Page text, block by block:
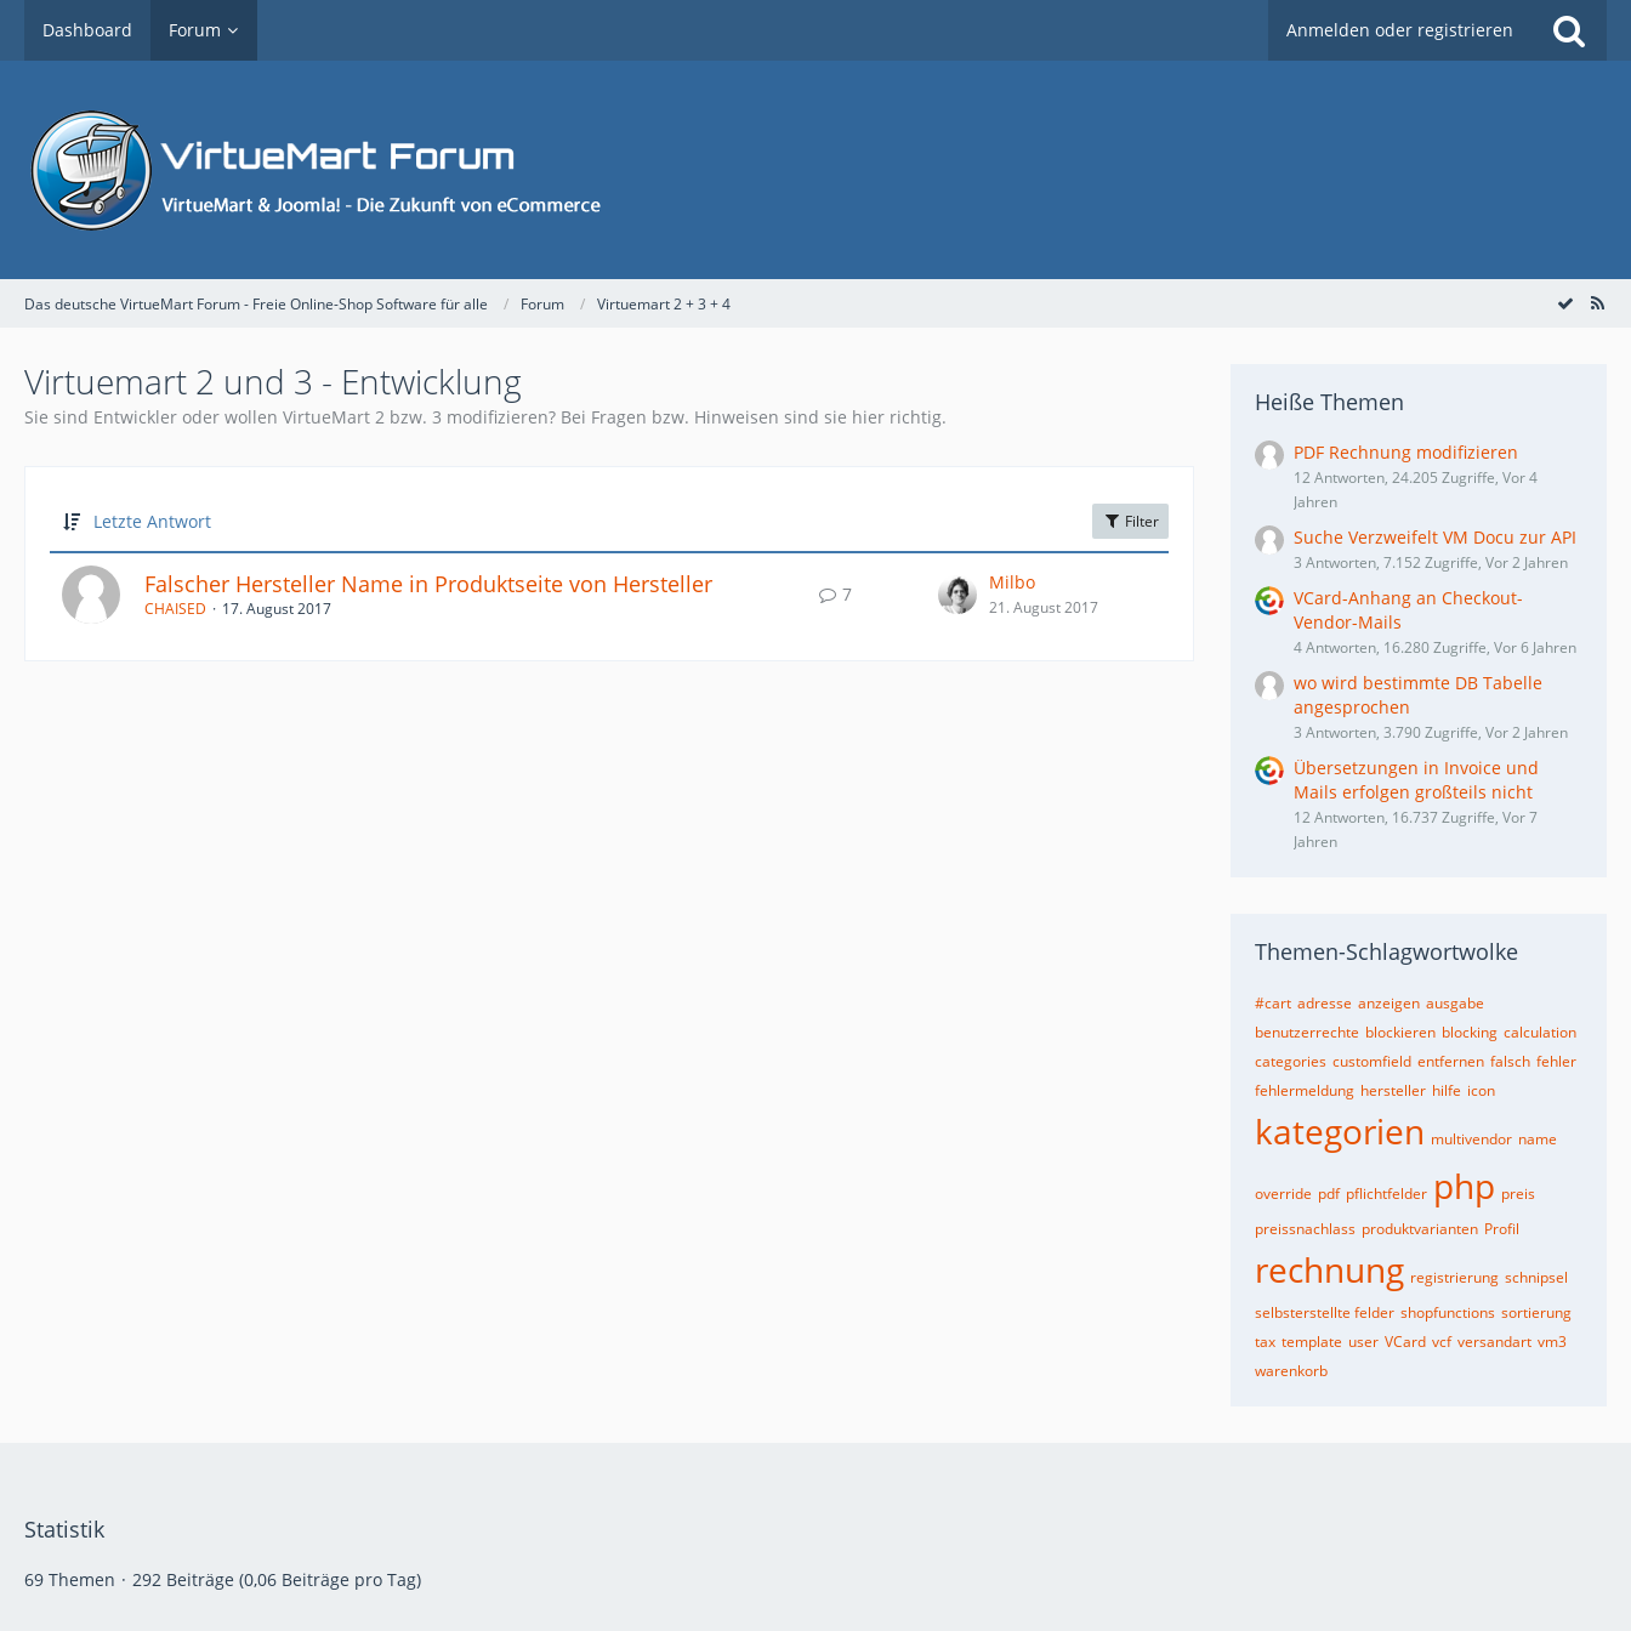
Dashboard Forum Anmelden oder registrieren
Das deutsche VirtueMart Forum - Freie Online-Shop Software für alle Forum Virtuemart 2 + 3 + 4
Virtuemart 2 und 3 - Entwicklung
Sie sind Entwickler oder wollen VirtueMart 2 bzw. 3 modifizieren? Bei Fragen bzw. Hinweisen sind sie hier richtig.
Letzte Antwort Filter
Falscher Hersteller Name in Produktseite von Hersteller
CHAISED 17. August 2017
7
Milbo
21. August 2017
Heiße Themen
PDF Rechnung modifizieren
12 Antworten, 24.205 Zugriffe, Vor 4
Jahren
Suche Verzweifelt VM Docu zur API
3 Antworten, 7.152 Zugriffe, Vor 2 Jahren
VCard-Anhang an Checkout-
Vendor-Mails
4 Antworten, 16.280 Zugriffe, Vor 6 Jahren
wo wird bestimmte DB Tabelle
angesprochen
3 Antworten, 3.790 Zugriffe, Vor 2 Jahren
Übersetzungen in Invoice und
Mails erfolgen großteils nicht
12 Antworten, 16.737 Zugriffe, Vor 7
Jahren
Themen-Schlagwortwolke
#cart adresse anzeigen ausgabe
benutzerrechte blockieren blocking calculation
categories customfield entfernen falsch fehler
fehlermeldung hersteller hilfe icon
kategorien multivendor name
override pdf pflichtfelder php preis
preissnachlass produktvarianten Profil
rechnung registrierung schnipsel
selbsterstellte felder shopfunctions sortierung
tax template user VCard vcf versandart vm3
warenkorb
Statistik
69 Themen 292 Beiträge (0,06 Beiträge pro Tag)